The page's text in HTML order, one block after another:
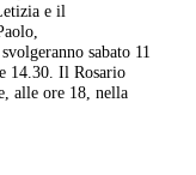
e il
sabato 11
14.30. Il Rosario
alle ore 18, nella